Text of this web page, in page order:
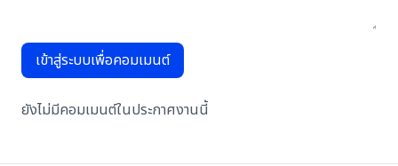
เข้าสู่ระบบเพื่อคอมเมนต์
ยังไม่มีคอมเมนต์ในประกาศงานนี้